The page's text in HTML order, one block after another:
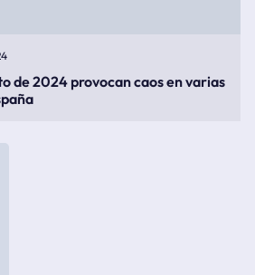
de 2024 provocan caos en varias